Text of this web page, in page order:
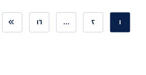
١ ٢ … ١٦